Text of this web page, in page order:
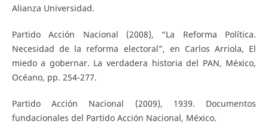
Alianza Universidad.
Partido Acción Nacional (2008), “La Reforma Política.
Necesidad de la reforma electoral”, en Carlos Arriola, El
miedo a gobernar. La verdadera historia del PAN, México,
Océano, pp. 254-277.
Partido Acción Nacional (2009), 1939. Documentos
fundacionales del Partido Acción Nacional, México.